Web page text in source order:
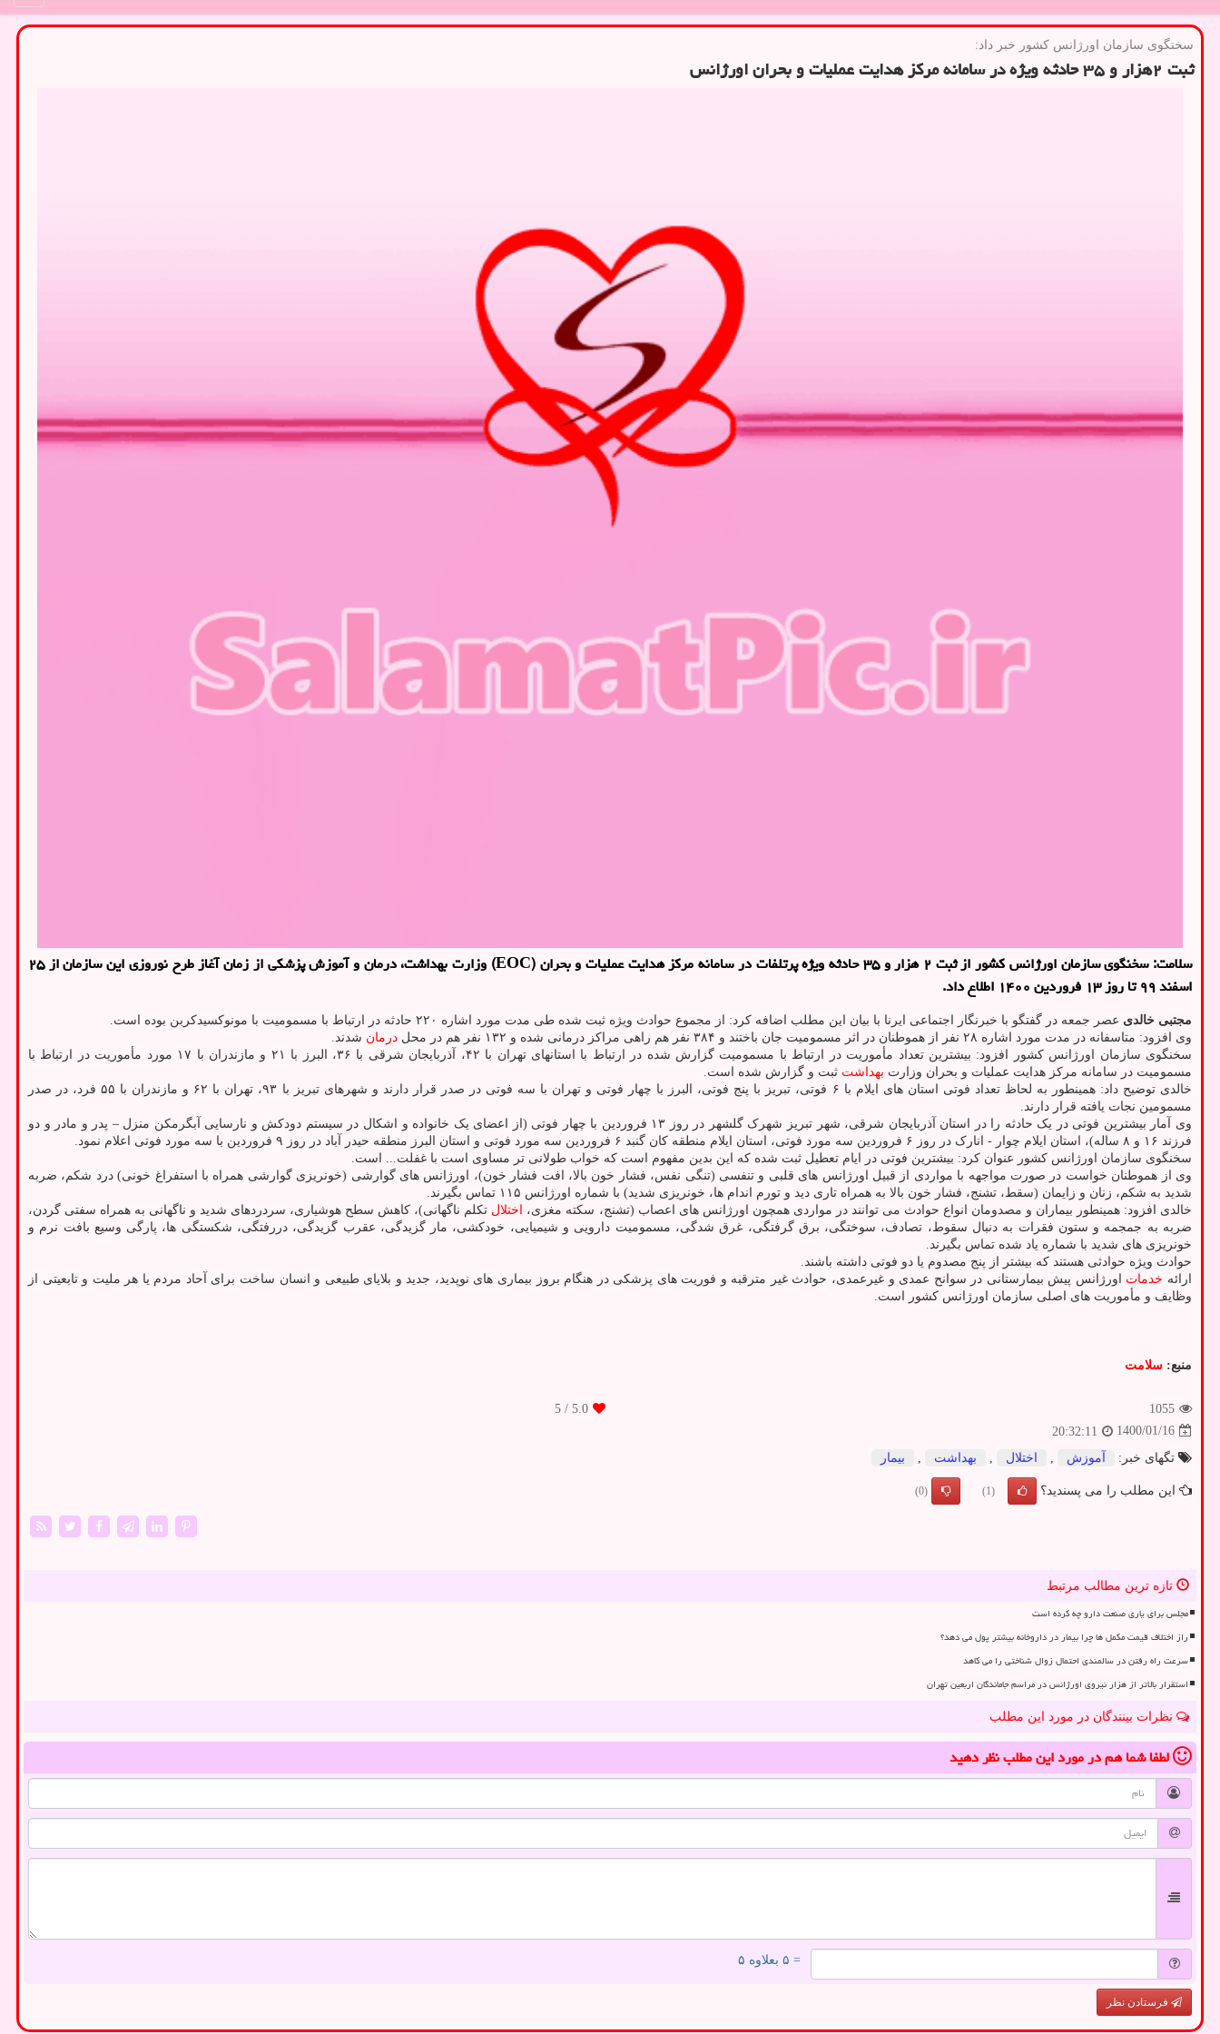
سخنگوی سازمان اورژانس كشور خبر داد:
ثبت ۲هزار و ۳۵ حادثه ویژه در سامانه مركز هدایت عملیات و بحران اورژانس
سلامت: سخنگوی سازمان اورژانس کشور از ثبت ۲ هزار و ۳۵ حادثه ویژه پرتلفات در سامانه مرکز هدایت عملیات و بحران (EOC) وزارت بهداشت، درمان و آموزش پزشکی از زمان آغاز طرح نوروزی این سازمان از ۲۵
اسفند ۹۹ تا روز ۱۳ فروردین ۱۴۰۰ اطلاع داد.
مجتبی خالدی عصر جمعه در گفتگو با خبرنگار اجتماعی ایرنا با بیان این مطلب اضافه کرد: از مجموع حوادث ویژه ثبت شده طی مدت مورد اشاره ۲۲۰ حادثه در ارتباط با مسمومیت با مونوکسیدکربن بوده است.
وی افزود: متاسفانه در مدت مورد اشاره ۲۸ نفر از هموطنان در اثر مسمومیت جان باختند و ۳۸۴ نفر هم راهی مراکز درمانی شده و ۱۳۲ نفر هم در محل
درمان شدند.
سخنگوی سازمان اورژانس کشور افزود: بیشترین تعداد مأموریت در ارتباط با مسمومیت گزارش شده در ارتباط با استانهای تهران با ۴۲، آذربایجان شرقی با ۳۶، البرز با ۲۱ و مازندران با ۱۷ مورد مأموریت در ارتباط با
مسمومیت در سامانه مرکز هدایت عملیات و بحران وزارت بهداشت ثبت و گزارش شده است.
خالدی توضیح داد: همینطور به لحاظ تعداد فوتی استان های ایلام با ۶ فوتی، تبریز با پنج فوتی، البرز با چهار فوتی و تهران با سه فوتی در صدر قرار دارند و شهرهای تبریز با ۹۳، تهران با ۶۲ و مازندران با ۵۵ فرد، در صدر
مسمومین نجات یافته قرار دارند.
وی آمار بیشترین فوتی در یک حادثه را در استان آذربایجان شرقی، شهر تبریز شهرک گلشهر در روز ۱۳ فروردین با چهار فوتی (از اعضای یک خانواده و اشکال در سیستم دودکش و نارسایی آبگرمکن منزل – پدر و مادر و دو
فرزند ۱۶ و ۸ ساله)، استان ایلام چوار - انارک در روز ۶ فروردین سه مورد فوتی، استان ایلام منطقه کان گنبد ۶ فروردین سه مورد فوتی و استان البرز منطقه حیدر آباد در روز ۹ فروردین با سه مورد فوتی اعلام نمود.
سخنگوی سازمان اورژانس کشور عنوان کرد: بیشترین فوتی در ایام تعطیل ثبت شده که این بدین مفهوم است که خواب طولانی تر مساوی است با غفلت... است.
وی از هموطنان خواست در صورت مواجهه با مواردی از قبیل اورژانس های قلبی و تنفسی (تنگی نفس، فشار خون بالا، افت فشار خون)، اورژانس های گوارشی (خونریزی گوارشی همراه با استفراغ خونی) درد شکم، ضربه
شدید به شکم، زنان و زایمان (سقط، تشنج، فشار خون بالا به همراه تاری دید و تورم اندام ها، خونریزی شدید) با شماره اورژانس ۱۱۵ تماس بگیرند.
خالدی افزود: همینطور بیماران و مصدومان انواع حوادث می توانند در مواردی همچون اورژانس های اعصاب (تشنج، سکته مغزی، اختلال تکلم ناگهانی)، کاهش سطح هوشیاری، سردردهای شدید و ناگهانی به همراه سفتی گردن،
ضربه به جمجمه و ستون فقرات به دنبال سقوط، تصادف، سوختگی، برق گرفتگی، غرق شدگی، مسمومیت دارویی و شیمیایی، خودکشی، مار گزیدگی، عقرب گزیدگی، دررفتگی، شکستگی ها، پارگی وسیع بافت نرم و
خونریزی های شدید با شماره یاد شده تماس بگیرند.
حوادث ویژه حوادثی هستند که بیشتر از پنج مصدوم یا دو فوتی داشته باشند.
ارائه خدمات اورژانس پیش بیمارستانی در سوانح عمدی و غیرعمدی، حوادث غیر مترقبه و فوریت های پزشکی در هنگام بروز بیماری های نوپدید، جدید و بلایای طبیعی و انسان ساخت برای آحاد مردم یا هر ملیت و تابعیتی از
وظایف و مأموریت های اصلی سازمان اورژانس کشور است.
منبع: سلامت
1055
5.0
/ 5
1400/01/16
20:32:11
تگهای خبر:
آموزش اختلال بهداشت بیمار
این مطلب را می پسندید؟ (1)
(0)
تازه ترین مطالب مرتبط
مجلس برای یاری صنعت دارو چه کرده است
راز اختلاف قیمت مکمل ها چرا بیمار در داروخانه بیشتر پول می دهد؟
سرعت راه رفتن در سالمندی احتمال زوال شناختی را می کاهد
استقرار بالاتر از هزار نیروی اورژانس در مراسم جاماندگان اربعین تهران
نظرات بینندگان در مورد این مطلب
لطفا شما همدر مورد این مطلبنظر دهید
= ۵ بعلاوه ۵
فرستادن نظر